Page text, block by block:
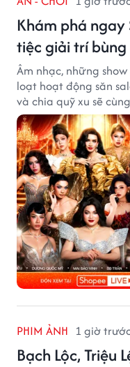
Khám phá
tiệc giải trí
Âm nhạc, những
loạt hoạt động săn
và chia quỹ xu sẽ
trí cuối tuần trên
7/8 và 8/8.
PHIM ẢNH 1 giờ
Bạch Lộc, Triệu